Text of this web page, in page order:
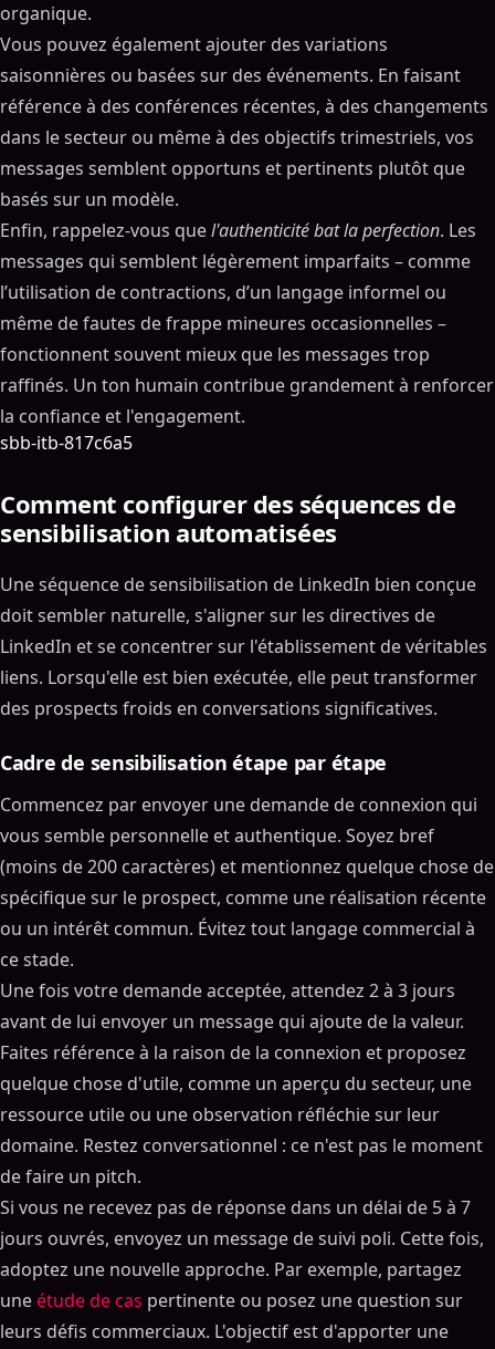
organique.
Vous pouvez également ajouter des variations
saisonnières ou basées sur des événements. En faisant
référence à des conférences récentes, à des changements
dans le secteur ou même à des objectifs trimestriels, vos
messages semblent opportuns et pertinents plutôt que
basés sur un modèle.
Enfin, rappelez-vous quel'authenticité bat la perfection. Les
messages qui semblent légèrement imparfaits – comme
l’utilisation de contractions, d’un langage informel ou
même de fautes de frappe mineures occasionnelles –
fonctionnent souvent mieux que les messages trop
raffinés. Un ton humain contribue grandement à renforcer
la confiance et l'engagement.
sbb-itb-817c6a5
Comment configurer des séquences de
sensibilisation automatisées
Une séquence de sensibilisation de LinkedIn bien conçue
doit sembler naturelle, s'aligner sur les directives de
LinkedIn et se concentrer sur l'établissement de véritables
liens. Lorsqu'elle est bien exécutée, elle peut transformer
des prospects froids en conversations significatives.
Cadre de sensibilisation étape par étape
Commencez par envoyer une demande de connexion qui
vous semble personnelle et authentique. Soyez bref
(moins de 200 caractères) et mentionnez quelque chose de
spécifique sur le prospect, comme une réalisation récente
ou un intérêt commun. Évitez tout langage commercial à
ce stade.
Une fois votre demande acceptée, attendez 2 à 3 jours
avant de lui envoyer un message qui ajoute de la valeur.
Faites référence à la raison de la connexion et proposez
quelque chose d'utile, comme un aperçu du secteur, une
ressource utile ou une observation réfléchie sur leur
domaine. Restez conversationnel : ce n'est pas le moment
de faire un pitch.
Si vous ne recevez pas de réponse dans un délai de 5 à 7
jours ouvrés, envoyez un message de suivi poli. Cette fois,
adoptez une nouvelle approche. Par exemple, partagez
uneétude de cas pertinente ou posez une question sur
leurs défis commerciaux. L'objectif est d'apporter une